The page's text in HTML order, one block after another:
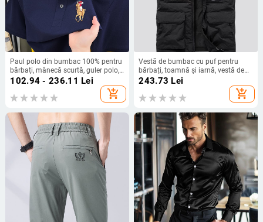
Paul polo din bumbac 100% pentru
bărbați, mânecă scurtă, guler polo,
stil business casual
102.94 - 236.11 Lei
add_shopping_cart
Vestă de bumbac cu puf pentru
bărbați, toamnă și iarnă, vestă de
lucru cu mai multe buzunare, vestă
groasă și călduroasă, vestă neagră
pentru bărbați, la modă
243.73 Lei
add_shopping_cart